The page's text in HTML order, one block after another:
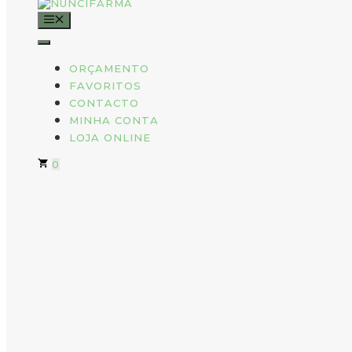
ORÇAMENTO
FAVORITOS
CONTACTO
MINHA CONTA
LOJA ONLINE
0